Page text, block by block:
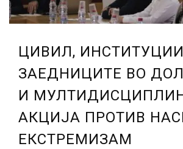
ЦИВИЛ,
ЗАЕДНИЦИТЕ ВО
И
АКЦИЈА ПРОТИВ
ЕКСТРЕМИЗАМ